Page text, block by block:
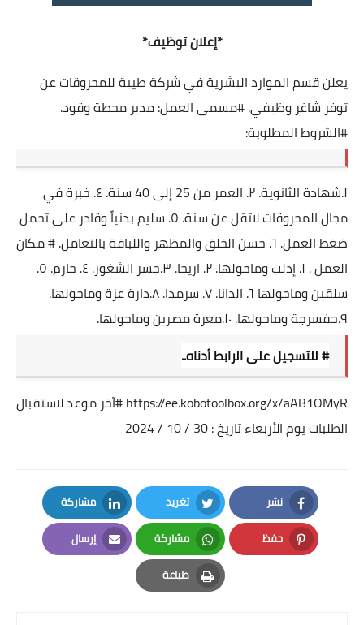
*إعلان توظيف*
يعلن قسم الموارد البشرية في شركة طيبة للمحروقات عن
توفر شاغر وظيفي.#مسمىالعمل: مدير محطة وقود.
#الشروطالمطلوبة:
١.شهادة الثانوية. ٢. العمر من 25 إلى 40 سنة. ٤. خبرة في
مجال المحروقات لاتقل عن سنة. ٥. سليم بدنياً وقادر على تحمل
ضغط العمل. ٦. حسن الخلق والمظهر واللباقة بالتعامل. # مكان
العمل . ١. إدلب وماحولها. ٢. اريحا. ٣.جسر الشغور. ٤. حارم. ٥.
سلقين وماحولها ٦. الدانا. ٧. سرمدا. ٨.دارة عزة وماحولها.
٩.حفسرجة وماحولها. ١٠.معرة مصرين وماحولها.
# للتسجيل على الرابط أدناه..
https://ee.kobotoolbox.org/x/aAB1OMyR#آخر موعد لاستقبال
الطلبات يوم الأربعاء تاريخ : 30 / 10 / 2024
نشر
Facebook
تغريد
Twitter
مشاركة
LinkedIn
حفظ
Pinterest
مشاركة
Whatsapp
إرسال
Email
طباعة
Print